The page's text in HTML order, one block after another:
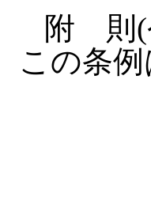
附 則(
この条